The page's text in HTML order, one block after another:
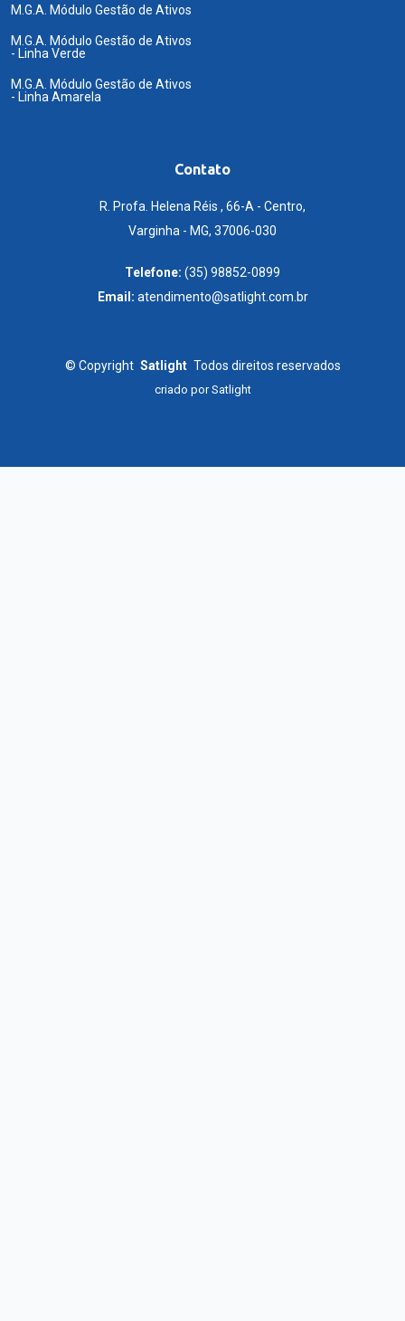
M.G.A. Módulo Gestão de Ativos
M.G.A. Módulo Gestão de Ativos
- Linha Verde
M.G.A. Módulo Gestão de Ativos
- Linha Amarela
Contato
R. Profa. Helena Réis , 66-A - Centro,
Varginha - MG, 37006-030
Telefone: (35) 98852-0899
Email: atendimento@satlight.com.br
© Copyright Satlight Todos direitos reservados
criado porSatlight